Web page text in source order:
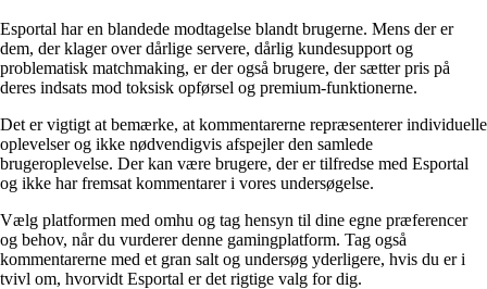
Esportal har en blandede modtagelse blandt brugerne. Mens der er
dem, der klager over dårlige servere, dårlig kundesupport og
problematisk matchmaking, er der også brugere, der sætter pris på
deres indsats mod toksisk opførsel og premium-funktionerne.
Det er vigtigt at bemærke, at kommentarerne repræsenterer individuelle
oplevelser og ikke nødvendigvis afspejler den samlede
brugeroplevelse. Der kan være brugere, der er tilfredse med Esportal
og ikke har fremsat kommentarer i vores undersøgelse.
Vælg platformen med omhu og tag hensyn til dine egne præferencer
og behov, når du vurderer denne gamingplatform. Tag også
kommentarerne med et gran salt og undersøg yderligere, hvis du er i
tvivl om, hvorvidt Esportal er det rigtige valg for dig.